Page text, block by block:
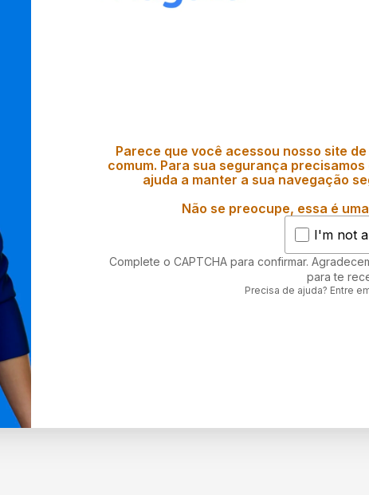
Parece que você acessou nosso site
comum. Para sua segurança
ajuda a manter a sua navegação
Não se preocupe, essa é
I'm not
Complete o CAPTCHA para confirmar.
para te
Precisa de ajuda? Entre